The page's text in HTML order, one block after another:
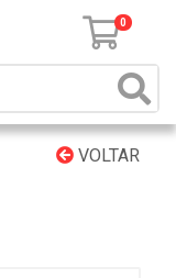
0
VOLTAR